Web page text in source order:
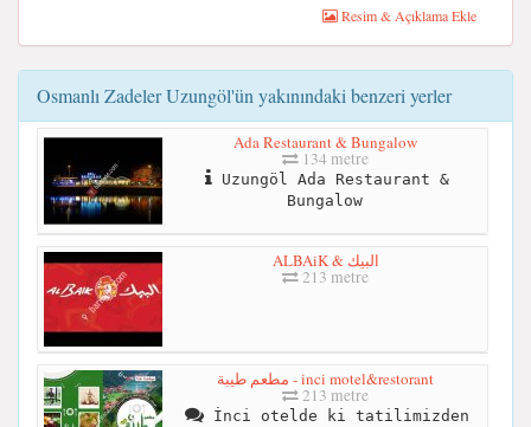
Resim & Açıklama Ekle
Osmanlı Zadeler Uzungöl'ün yakınındaki benzeri yerler
Ada Restaurant & Bungalow
134 metre
Uzungöl Ada Restaurant &
Bungalow
ALBAiK & البيك
213 metre
مطعم طيبة - inci motel&restorant
213 metre
İnci otelde ki tatilimizden